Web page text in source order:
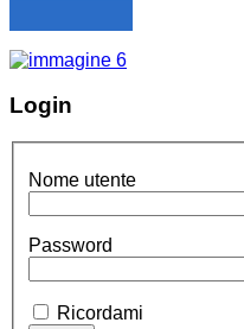
Login
Nome utente
Password
Ricordami